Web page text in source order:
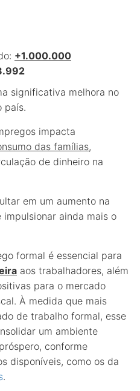
+1.000.000
significativa melhora no
país.
impacta
das famílias,
de dinheiro na
em um aumento na
ainda mais o
formal é essencial para
aos trabalhadores, além
para o mercado
À medida que mais
de trabalho formal, esse
um ambiente
conforme
disponíveis, como os da
.